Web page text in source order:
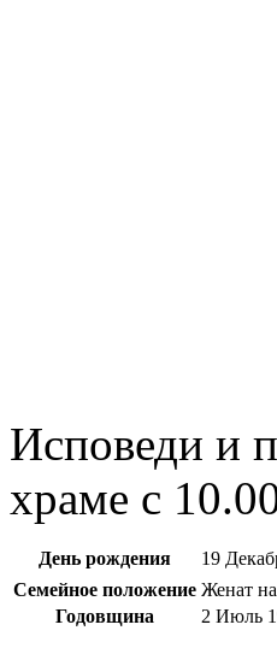
Исповеди и
храме с
День рождения
19
Семейное положение Женат
Годовщина
2 Июль